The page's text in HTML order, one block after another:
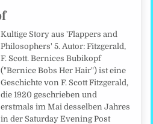
Kultige Story aus 'Flappers and
Philosophers' 5. Autor: Fitzgerald,
F. Scott. Bernices Bubikopf
("Bernice Bobs Her Hair") ist eine
Geschichte von F. Scott Fitzgerald,
die 1920 geschrieben und
erstmals im Mai desselben Jahres
in der Saturday Evening Post